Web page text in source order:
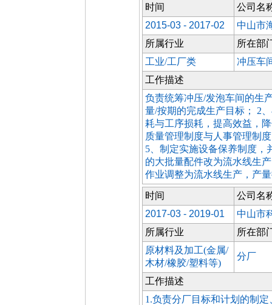
时间
公司名
2015-03 - 2017-02
中山市
所属行业
所在部
工业/工厂类
冲压车
工作描述
负责统筹冲压/发泡车间的生
量/按期的完成生产目标； 2
耗与工序损耗，提高效益，
质量管理制度与人事管理制
5、制定实施设备保养制度，
的大批量配件改为流水线生
作业调整为流水线生产，产
时间
公司名
2017-03 - 2019-01
中山市
所属行业
所在部
原材料及加工(金属/
木材/橡胶/塑料等)
分厂
工作描述
1.负责分厂目标和计划的制